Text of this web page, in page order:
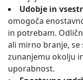
Udobje in
omogoča
in potrebam.
ali mirno branje,
zunanjemu okolju
uporabnost.